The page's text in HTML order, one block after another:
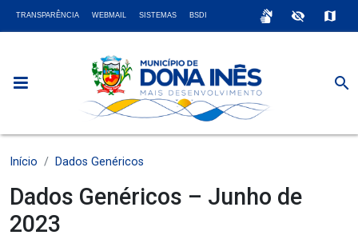
TRANSPARÊNCIA WEBMAIL SISTEMAS BSDI sign_language visibility_off map
search
Início Dados Genéricos
Dados Genéricos – Junho de
2023